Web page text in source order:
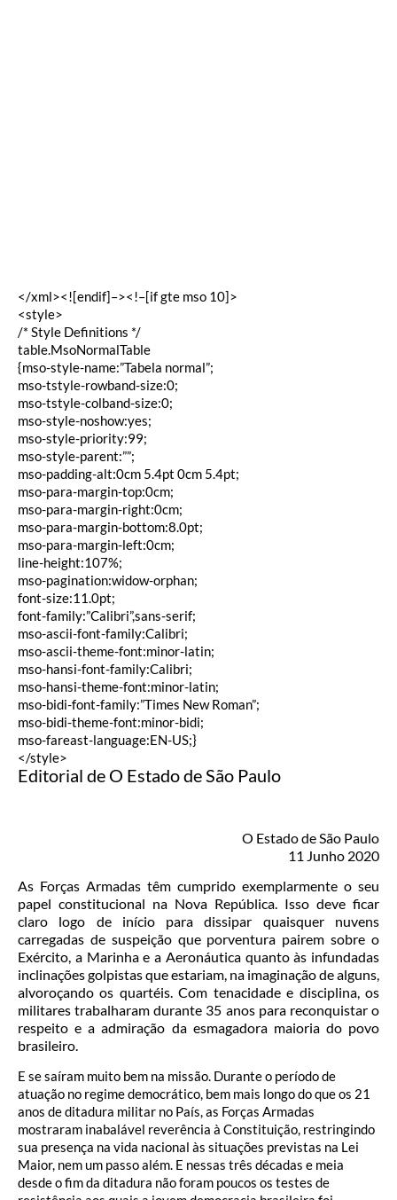
</xml><![endif]–><!–[if gte mso 10]>
<style>
/* Style Definitions */
table.MsoNormalTable
{mso-style-name:”Tabela normal”;
mso-tstyle-rowband-size:0;
mso-tstyle-colband-size:0;
mso-style-noshow:yes;
mso-style-priority:99;
mso-style-parent:””;
mso-padding-alt:0cm 5.4pt 0cm 5.4pt;
mso-para-margin-top:0cm;
mso-para-margin-right:0cm;
mso-para-margin-bottom:8.0pt;
mso-para-margin-left:0cm;
line-height:107%;
mso-pagination:widow-orphan;
font-size:11.0pt;
font-family:”Calibri”,sans-serif;
mso-ascii-font-family:Calibri;
mso-ascii-theme-font:minor-latin;
mso-hansi-font-family:Calibri;
mso-hansi-theme-font:minor-latin;
mso-bidi-font-family:”Times New Roman”;
mso-bidi-theme-font:minor-bidi;
mso-fareast-language:EN-US;}
</style>
Editorial de O Estado de São Paulo
O Estado de São Paulo
11 Junho 2020
As Forças Armadas têm cumprido exemplarmente o seu
papel constitucional na Nova República. Isso deve ficar
claro logo de início para dissipar quaisquer nuvens
carregadas de suspeição que porventura pairem sobre o
Exército, a Marinha e a Aeronáutica quanto às infundadas
inclinações golpistas que estariam, na imaginação de alguns,
alvoroçando os quartéis. Com tenacidade e disciplina, os
militares trabalharam durante 35 anos para reconquistar o
respeito e a admiração da esmagadora maioria do povo
brasileiro.
E se saíram muito bem na missão. Durante o período de
atuação no regime democrático, bem mais longo do que os 21
anos de ditadura militar no País, as Forças Armadas
mostraram inabalável reverência à Constituição, restringindo
sua presença na vida nacional às situações previstas na Lei
Maior, nem um passo além. E nessas três décadas e meia
desde o fim da ditadura não foram poucos os testes de